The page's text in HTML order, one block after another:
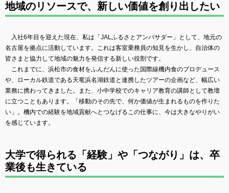
地域のリソースで、新しい価値を創り出したい
入社6年目を迎えた現在、私は「JALふるさとアンバサダー」として、地元の
名古屋を拠点に活動しています。これは客室乗務員の知見を生かし、自治体の
皆さまと協力して地域の魅力を発信する新しい役割です。
これまでに、浜松市の食材をふんだんに使った国際線機内食のプロデュース
や、ローカル鉄道である天竜浜名湖鉄道と連携したツアーの企画など、幅広い
業務に携わってきました。また、小中学校でのキャリア教育の講師として教壇
に立つこともあります。「移動のその先で、何か価値が生まれるものを作りた
い」。機内での経験を地域貢献へとつなげるこの仕事に、今は大きなやりがい
を感じています。
大学で得られる「経験」や「つながり」は、卒
業後も生きている